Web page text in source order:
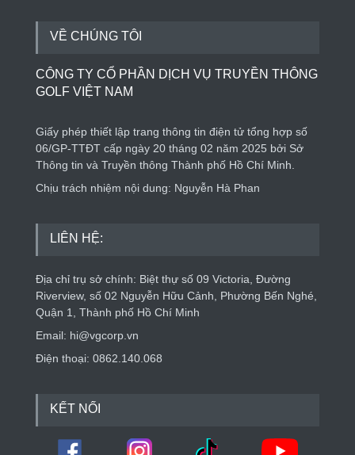
VỀ CHÚNG TÔI
CÔNG TY CỔ PHẦN DỊCH VỤ TRUYỀN THÔNG
GOLF VIỆT NAM
Giấy phép thiết lập trang thông tin điện tử tổng hợp số
06/GP-TTĐT cấp ngày 20 tháng 02 năm 2025 bởi Sở
Thông tin và Truyền thông Thành phố Hồ Chí Minh.
Chịu trách nhiệm nội dung: Nguyễn Hà Phan
LIÊN HỆ:
Địa chỉ trụ sở chính: Biệt thự số 09 Victoria, Đường
Riverview, số 02 Nguyễn Hữu Cảnh, Phường Bến Nghé,
Quận 1, Thành phố Hồ Chí Minh
Email: hi@vgcorp.vn
Điện thoại: 0862.140.068
KẾT NỐI